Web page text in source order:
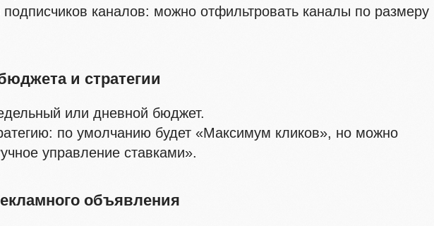
подписчиков каналов: можно отфильтровать каналы по размеру
и стратегии
или дневной бюджет.
по умолчанию будет «Максимум кликов», но можно
управление ставками».
объявления